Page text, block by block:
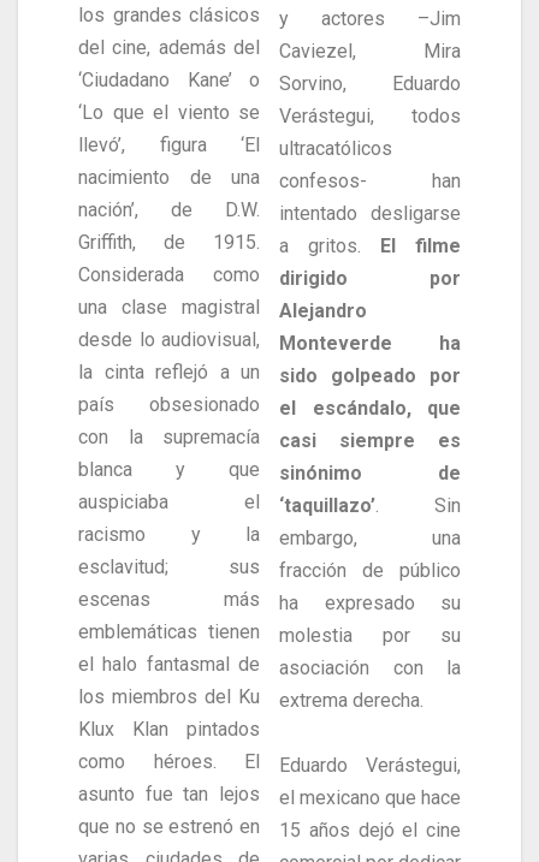
los grandes clásicos
del cine, además del
‘Ciudadano Kane’ o
‘Lo que el viento se
llevó’, figura ‘El
nacimiento de una
nación’, de D.W.
Griffith, de 1915.
Considerada como
una clase magistral
desde lo audiovisual,
la cinta reflejó a un
país obsesionado
con la supremacía
blanca y que
auspiciaba el
racismo y la
esclavitud; sus
escenas más
emblemáticas tienen
el halo fantasmal de
los miembros del Ku
Klux Klan pintados
como héroes. El
asunto fue tan lejos
que no se estrenó en
y actores –Jim
Caviezel, Mira
Sorvino, Eduardo
Verástegui, todos
ultracatólicos
confesos- han
intentado desligarse
a gritos.
El filme
dirigido por
Alejandro
Monteverde ha
sido golpeado por
el escándalo, que
casi siempre es
sinónimo de
‘taquillazo’. Sin
embargo, una
fracción de público
ha expresado su
molestia por su
asociación con la
extrema derecha.
Eduardo Verástegui,
el mexicano que hace
15 años dejó el cine